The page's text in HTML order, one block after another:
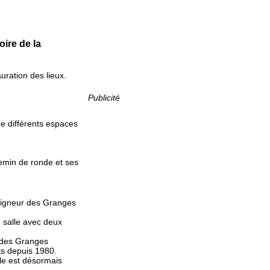
Publicité
de la
des lieux.
différents espaces
de ronde et ses
des Granges
avec deux
Granges
depuis 1980.
est désormais